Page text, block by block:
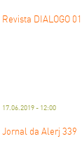
Revista DIÁLOGO 01
17.06.2019 - 12:00
Jornal da Alerj 339